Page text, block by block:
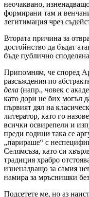
неочаквано,
формирани там и
легитимация чрез
Втората причина за
достойнство да бъдат
бъде публично
Припомням, че според
разсъждения по
дела (напр., човек с
като дори не бих могъл
първият дял на
литератор, като го
всички освирепели и
преди години така се
„парираше“ с
Селямсъза, като си
традиция храбро
изненадващо за самия
намира за мръснишки
Подсетете ме, но аз